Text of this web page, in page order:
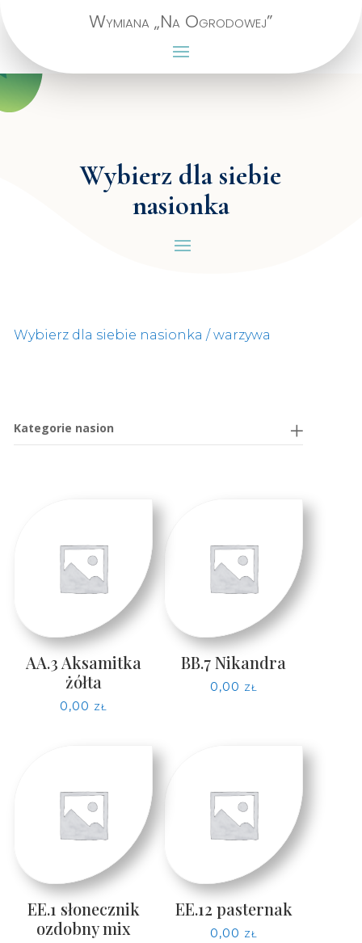
Wymiana „Na Ogrodowej”
Wybierz dla siebie
nasionka
Wybierz dla siebie nasionka / warzywa
Kategorie nasion
AA.3 Aksamitka
żółta
0,00 zł
BB.7 Nikandra
0,00 zł
EE.1 słonecznik
ozdobny mix
EE.12 pasternak
0,00 zł